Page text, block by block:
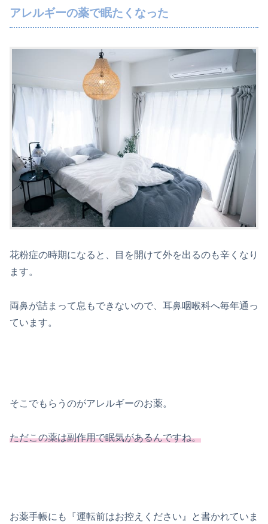
アレルギーの薬で眠たくなった
花粉症の時期になると、目を開けて外を出るのも辛くなり
ます。
両鼻が詰まって息もできないので、耳鼻咽喉科へ毎年通っ
ています。
そこでもらうのがアレルギーのお薬。
ただこの薬は副作用で眠気があるんですね。
お薬手帳にも『運転前はお控えください』と書かれていま